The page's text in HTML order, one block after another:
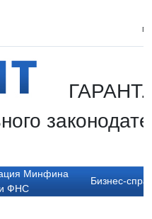
ГАРАНТ.
Минфина
и ФНС
Бизнес-